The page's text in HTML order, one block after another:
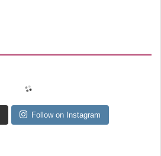
Follow on Instagram